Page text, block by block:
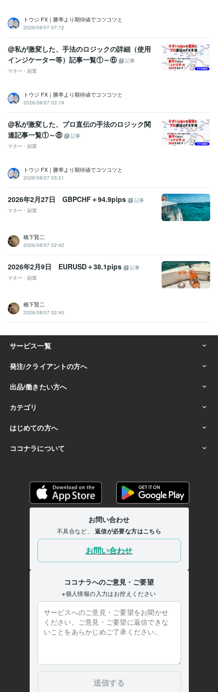
トウジ FX｜勝率より期待値でコツコツと
2026/08/07 07:12
@私が激変した、手法のロジックの詳細（使用
インジケーター等）記事一覧①～⑥
記事
マネー・副業
トウジ FX｜勝率より期待値でコツコツと
2026/08/07 03:19
@私が激変した、プロ直伝の手法のロジック関
連記事一覧①～⑧
記事
マネー・副業
トウジ FX｜勝率より期待値でコツコツと
2026/08/07 03:21
2026年2月27日 GBPCHF＋94.9pips
記事
マネー・副業
橋下賢二
2026/08/07 02:42
2026年2月9日 EURUSD＋38.1pips
記事
マネー・副業
橋下賢二
2026/08/07 02:40